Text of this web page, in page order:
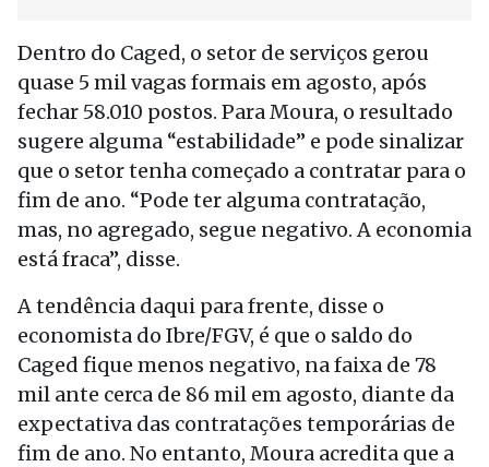
Dentro do Caged, o setor de serviços gerou
quase 5 mil vagas formais em agosto, após
fechar 58.010 postos. Para Moura, o resultado
sugere alguma “estabilidade” e pode sinalizar
que o setor tenha começado a contratar para o
fim de ano. “Pode ter alguma contratação,
mas, no agregado, segue negativo. A economia
está fraca”, disse.
A tendência daqui para frente, disse o
economista do Ibre/FGV, é que o saldo do
Caged fique menos negativo, na faixa de 78
mil ante cerca de 86 mil em agosto, diante da
expectativa das contratações temporárias de
fim de ano. No entanto, Moura acredita que a